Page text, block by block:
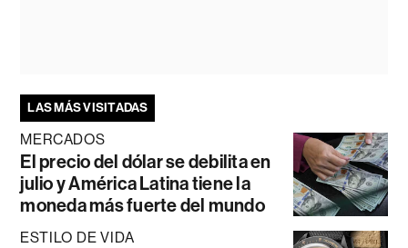
LAS MÁS VISITADAS
MERCADOS
El precio del dólar se debilita en
julio y América Latina tiene la
moneda más fuerte del mundo
ESTILO DE VIDA